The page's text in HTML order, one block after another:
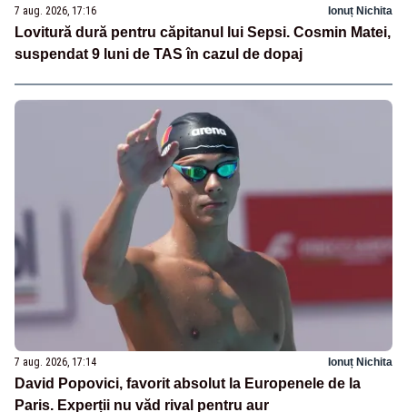
7 aug. 2026, 17:16 Ionuț Nichita
Lovitură dură pentru căpitanul lui Sepsi. Cosmin Matei,
suspendat 9 luni de TAS în cazul de dopaj
7 aug. 2026, 17:14 Ionuț Nichita
David Popovici, favorit absolut la Europenele de la
Paris. Experții nu văd rival pentru aur